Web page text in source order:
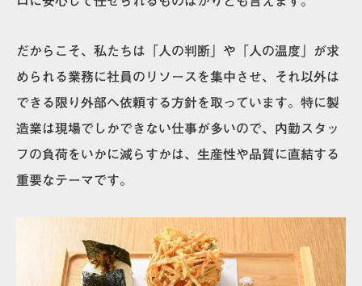
だからこそ、私たちは「人の判断」や「人の温度」が求
められる業務に社員のリソースを集中させ、それ以外は
できる限り外部へ依頼する方針を取っています。特に製
造業は現場でしかできない仕事が多いので、内勤スタッ
フの負荷をいかに減らすかは、生産性や品質に直結する
重要なテーマです。